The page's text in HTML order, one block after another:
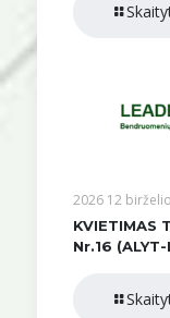
2026 12 birželio
KVIETIMAS
Nr.16